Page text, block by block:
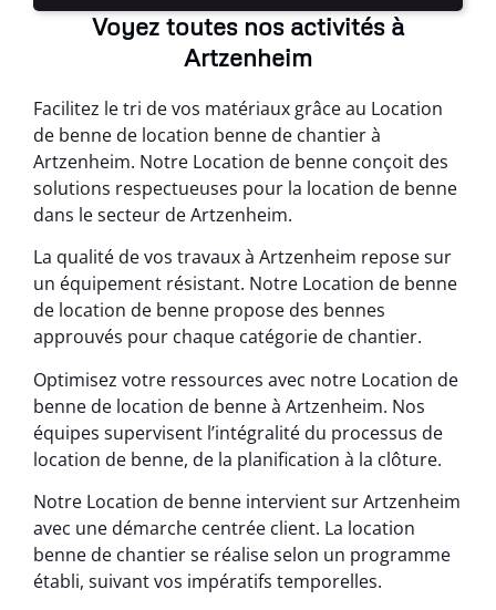
Voyez toutes nos activités à
Artzenheim
Facilitez le tri de vos matériaux grâce au Location
de benne de location benne de chantier à
Artzenheim. Notre Location de benne conçoit des
solutions respectueuses pour la location de benne
dans le secteur de Artzenheim.
La qualité de vos travaux à Artzenheim repose sur
un équipement résistant. Notre Location de benne
de location de benne propose des bennes
approuvés pour chaque catégorie de chantier.
Optimisez votre ressources avec notre Location de
benne de location de benne à Artzenheim. Nos
équipes supervisent l’intégralité du processus de
location de benne, de la planification à la clôture.
Notre Location de benne intervient sur Artzenheim
avec une démarche centrée client. La location
benne de chantier se réalise selon un programme
établi, suivant vos impératifs temporelles.